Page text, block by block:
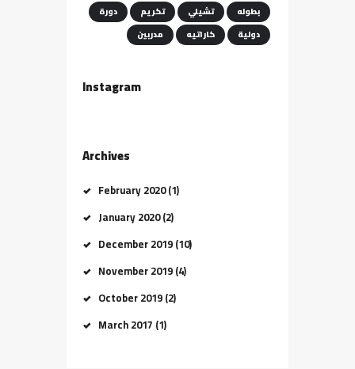
بطوله
تشيلي تكريم
دورة
دولية
كاراتيه مدربين
Instagram
Archives
February 2020(1)
January 2020(2)
December 2019(10)
November 2019(4)
October 2019(2)
March 2017 (1)